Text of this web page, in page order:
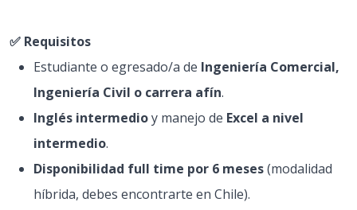
✅ Requisitos
Estudiante o egresado/a de Ingeniería Comercial,
Ingeniería Civil o carrera afín.
Inglés intermedioy manejo de Excel a nivel
intermedio.
Disponibilidad full time por 6 meses(modalidad
híbrida, debes encontrarte en Chile).